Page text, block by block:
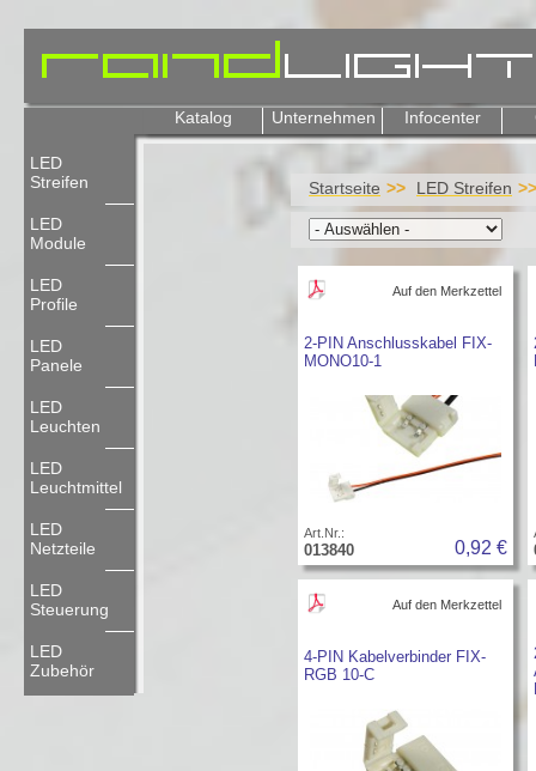
Katalog Unternehmen Infocenter
LED
Streifen
LED
Module
LED
Profile
LED
Panele
LED
Leuchten
LED
Leuchtmittel
LED
Netzteile
LED
Steuerung
LED
Zubehör
Startseite LED Streifen
Auf den Merkzettel
2-PIN Anschlusskabel FIX-
MONO10-1
Art.Nr.:
013840 0,92 €
Auf den Merkzettel
4-PIN Kabelverbinder FIX-
RGB 10-C